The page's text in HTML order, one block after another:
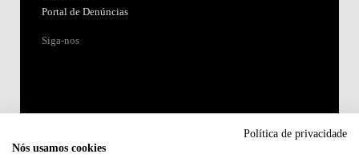
Portal de Denúncias
Siga-nos
Política de privacidade
Nós usamos cookies